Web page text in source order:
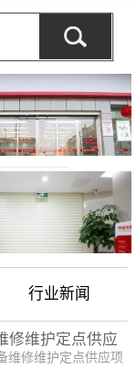
行业新闻
修维护定点供应
维修维护定点供应项
年2月3日以公开招